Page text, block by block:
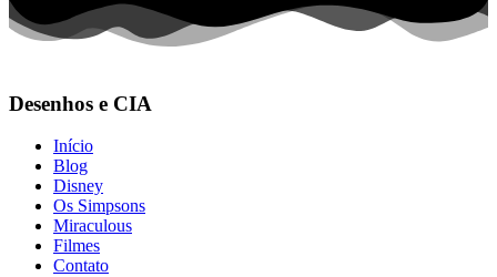
Desenhos e CIA
Início
Blog
Disney
Os Simpsons
Miraculous
Filmes
Contato